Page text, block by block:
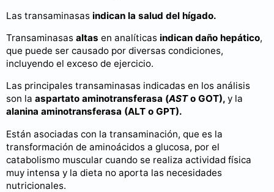
Las transaminasas indican la salud del hígado.
Transaminasas altas en analíticas indican daño hepático,
que puede ser causado por diversas condiciones,
incluyendo el exceso de ejercicio.
Las principales transaminasas indicadas en los análisis
son la aspartato aminotransferasa (ASTo GOT), y la
alanina aminotransferasa (ALT o GPT).
Están asociadas con la transaminación, que es la
transformación de aminoácidos a glucosa, por el
catabolismo muscular cuando se realiza actividad física
muy intensa y la dieta no aporta las necesidades
nutricionales.